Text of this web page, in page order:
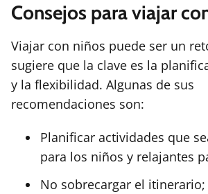
Consejos para viajar
Viajar con niños puede ser un
sugiere que la clave es la
y la flexibilidad. Algunas de sus
recomendaciones son:
Planificar actividades que
para los niños y relajantes
No sobrecargar el